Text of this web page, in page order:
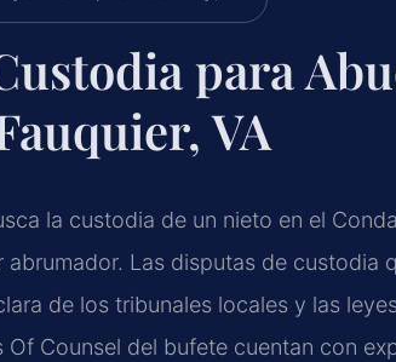
para
VA
la custodia de un nieto en el
Las disputas de custodia
de los tribunales locales y las
Of Counsel del bufete cuentan con